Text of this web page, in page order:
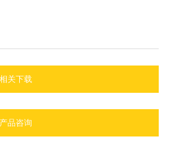
相关下载
产品咨询